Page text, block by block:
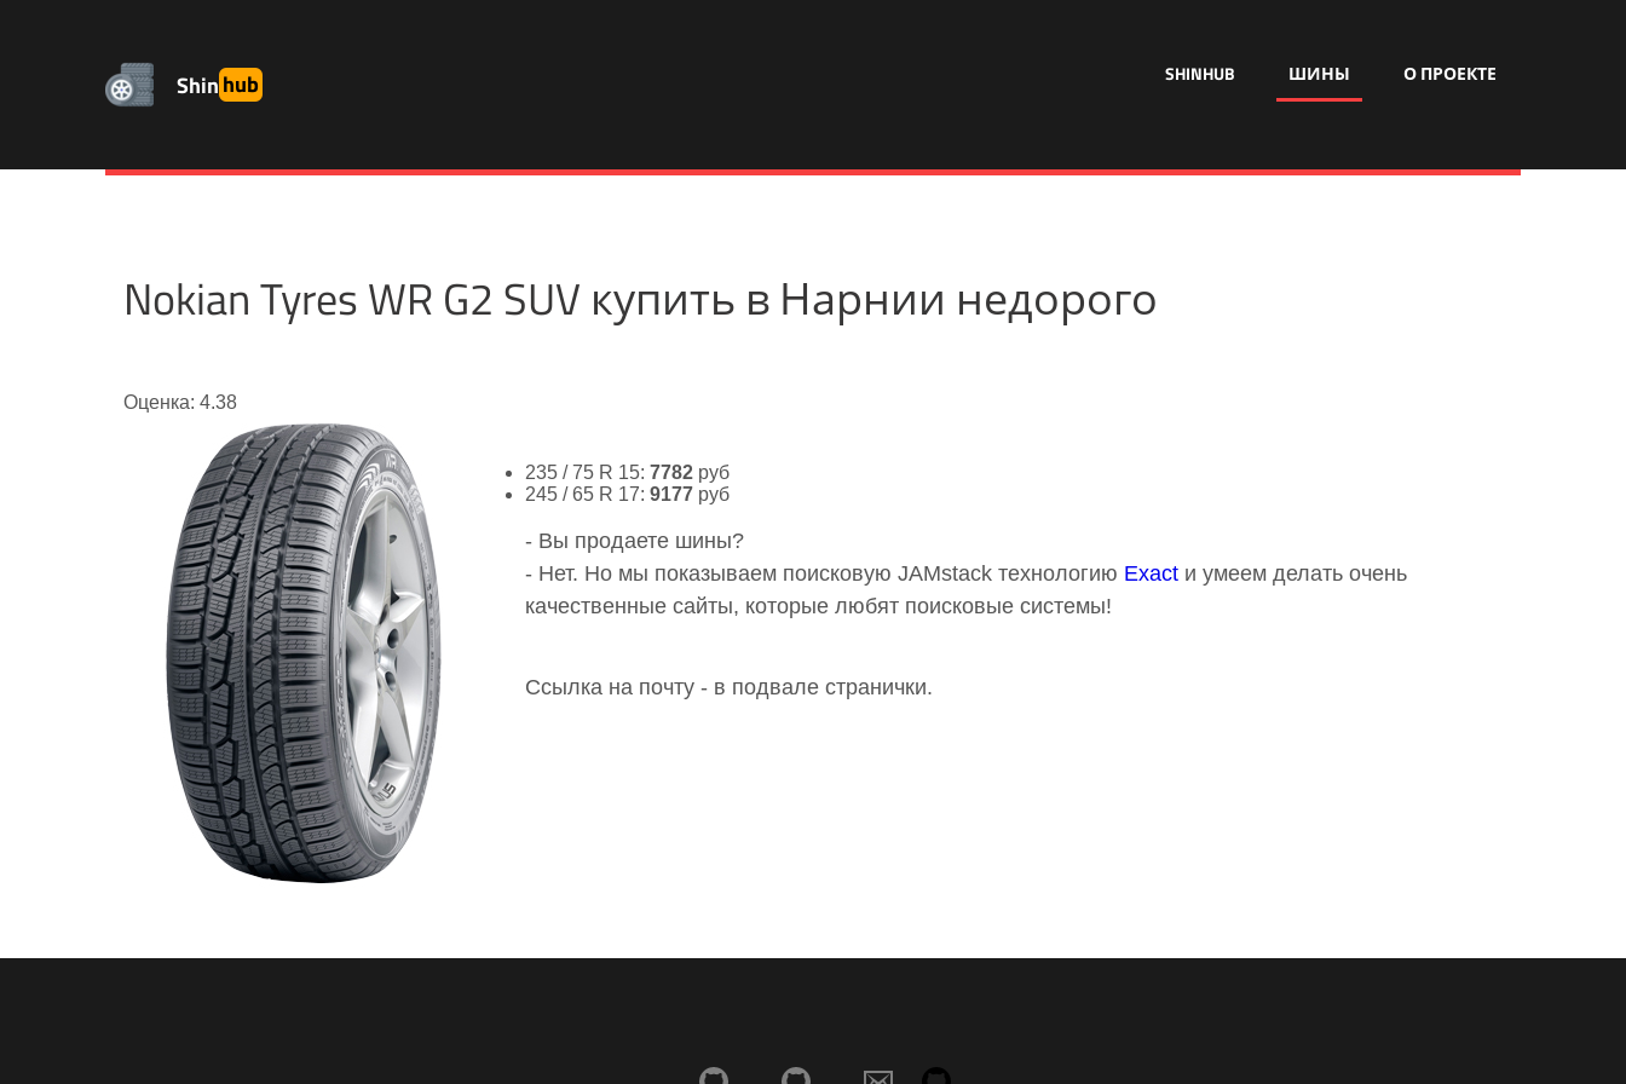
Shinhub SHINHUB ШИНЫ О ПРОЕКТЕ
Nokian Tyres WR G2 SUV купить в Нарнии недорого
Оценка: 4.38
235 / 75 R 15: 7782 руб
245 / 65 R 17: 9177 руб
- Вы продаете шины?
- Нет. Но мы показываем поисковую JAMstack технологию Exact и умеем делать очень
качественные сайты, которые любят поисковые системы!
Ссылка на почту - в подвале странички.